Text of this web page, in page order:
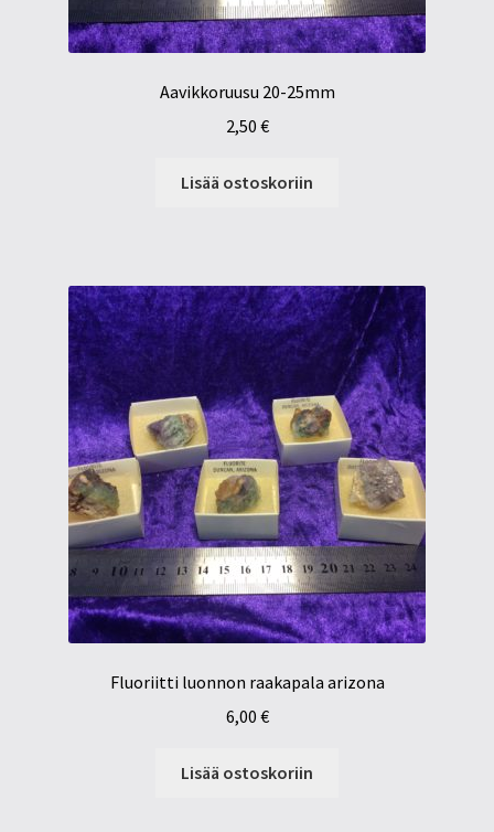
Aavikkoruusu 20-25mm
2,50 €
Lisää ostoskoriin
Fluoriitti luonnon raakapala arizona
6,00 €
Lisää ostoskoriin